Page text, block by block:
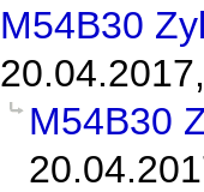
M54B30
M54B30